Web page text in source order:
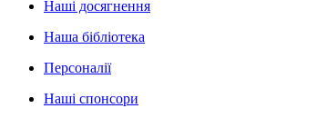
Наші досягнення
Наша бібліотека
Персоналії
Наші спонсори